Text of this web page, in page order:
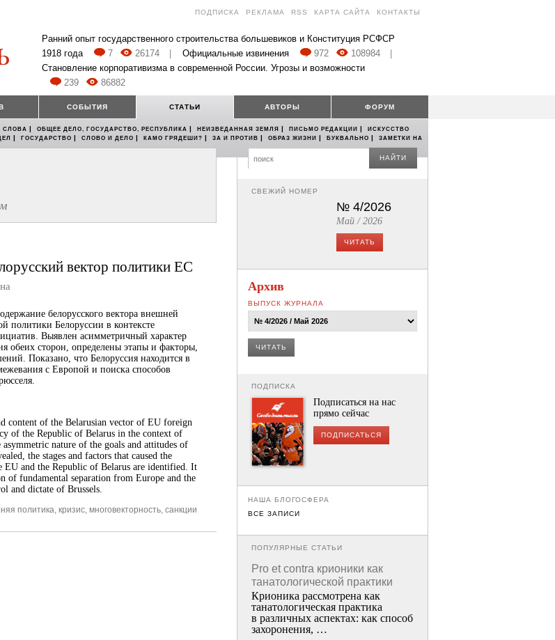
ПОДПИСКА РЕКЛАМА RSS КАРТА САЙТА КОНТАКТЫ
Ранний опыт государственного строительства большевиков и Конституция РСФСР
1918 года
7 26174 Официальные извинения 972 108984
Становление корпоративизма в современной России. Угрозы и возможности
239
86882
СОБЫТИЯ СТАТЬИ АВТОРЫ ФОРУМ
СЛОВА | ОБЩЕЕ ДЕЛО, ГОСУДАРСТВО, РЕСПУБЛИКА | НЕИЗВЕДАННАЯ ЗЕМЛЯ | ПИСЬМО РЕДАКЦИИ |
ИСКУССТВО
| ГОСУДАРСТВО | СЛОВО И ДЕЛО | КАМО ГРЯДЕШИ? | ЗА И ПРОТИВ | ОБРАЗ ЖИЗНИ | БУКВАЛЬНО |
ЗАМЕТКИ НА
вектор политики ЕС
белорусского вектора внешней
политики Белоруссии в контексте
Выявлен асимметричный характер
обеих сторон, определены этапы и факторы,
Показано, что Белоруссия находится в
с Европой и поиска способов
content of the Belarusian vector of EU foreign
of the Republic of Belarus in the context of
nature of the goals and attitudes of
the stages and factors that caused the
EU and the Republic of Belarus are identified. It
of fundamental separation from Europe and the
and dictate of Brussels.
политика, кризис, многовекторность, санкции
НАЙТИ
СВЕЖИЙ НОМЕР
№ 4/2026
Май / 2026
ЧИТАТЬ
Архив
ВЫПУСК ЖУРНАЛА
ЧИТАТЬ
ПОДПИСКА
Подписаться на нас
прямо сейчас
ПОДПИСАТЬСЯ
НАША БЛОГОСФЕРА
ВСЕ ЗАПИСИ
ПОПУЛЯРНЫЕ СТАТЬИ
Pro et contra крионики как
танатологической практики
Крионика рассмотрена как
танатологическая практика
в различных аспектах: как способ
захоронения, …